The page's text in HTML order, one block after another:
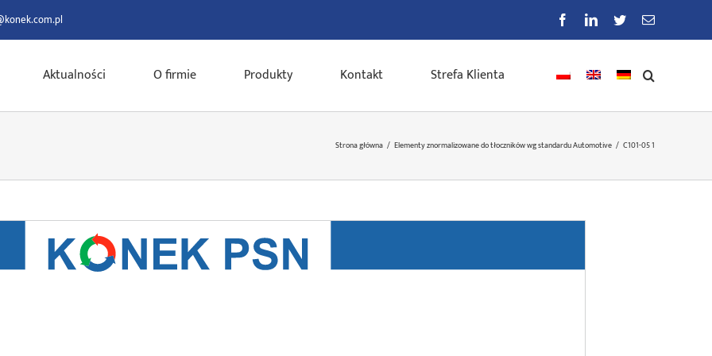
FacebookLinkedIn
TwitterE-
Aktualności O firmie Produkty Kontakt Strefa Klienta
Strona główna / Elementy znormalizowane do tłoczników wg standardu Automotive / C101-05 1